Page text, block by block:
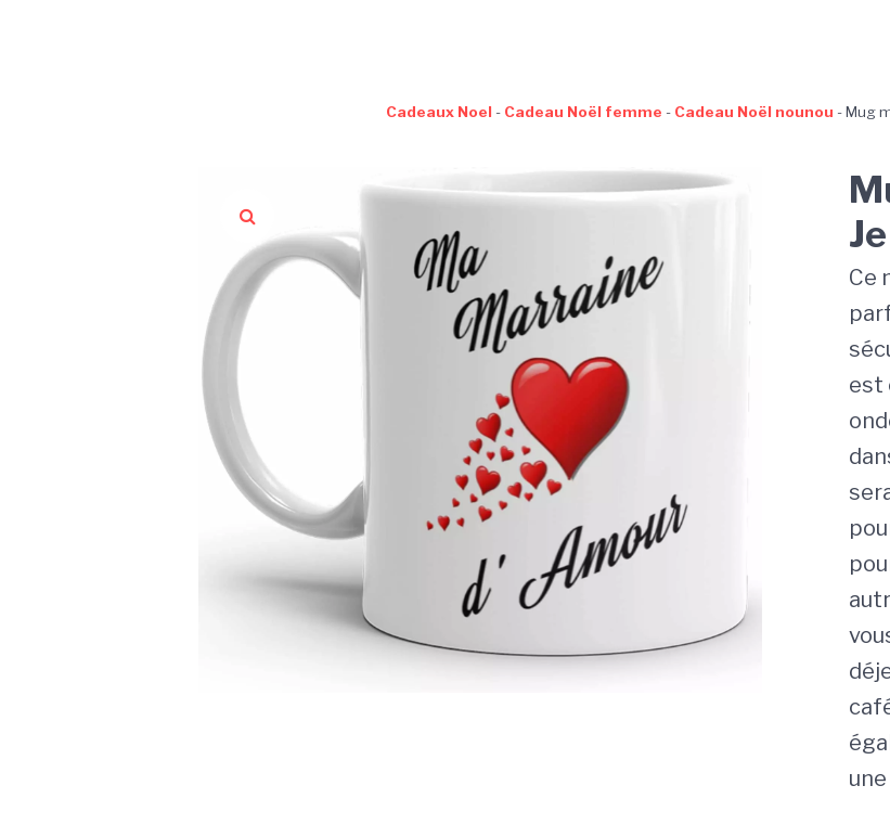
Cadeaux Noel - Cadeau Noël femme - Cadeau Noël nounou -Mug
Ce
est